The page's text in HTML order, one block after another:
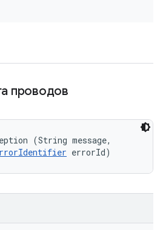
проводов
(String message,
errorId)